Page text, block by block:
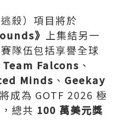
逃殺）項目將於
》 上集結另一
隊伍包括享譽全球
Team Falcons 、
Minds 、 Geekay
成為 GOTF 2026 極
總共 100 萬美元獎